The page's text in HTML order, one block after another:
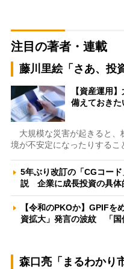
注目の著者・連載
藤川里絵「さあ、投
【資産運用
備えておき
大規模な災害が起きると、
境が不安定になったりする
5年ぶり改訂の「CGコー
説 企業に成長投資の具
【令和のPKOか】GPIFを
資拡大」発言の波紋 「
森口亮「まるわかり